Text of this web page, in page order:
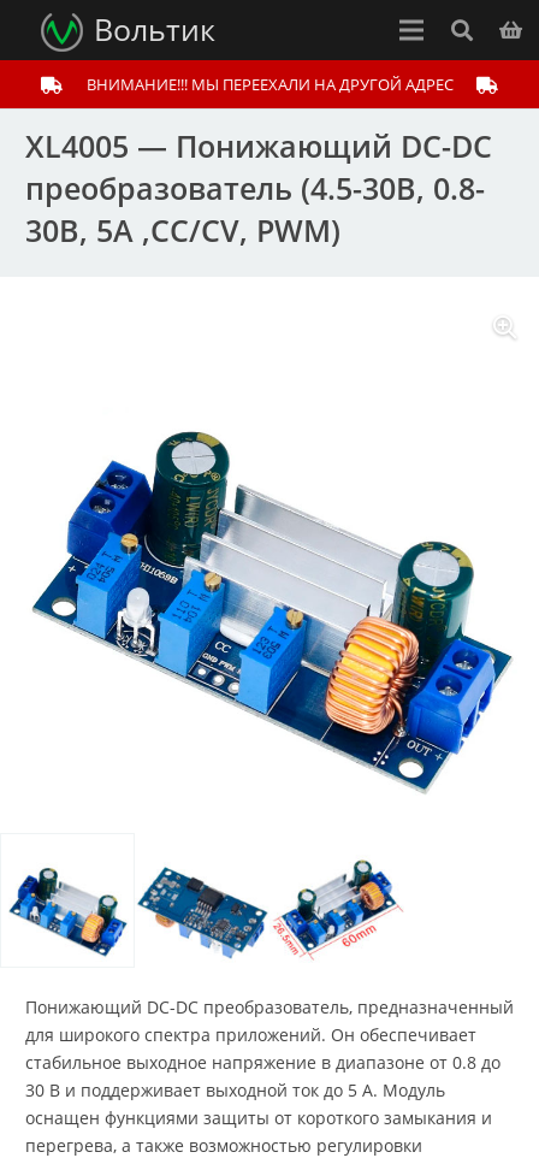
Вольтик
ВНИМАНИЕ!!! МЫ ПЕРЕЕХАЛИ НА ДРУГОЙ АДРЕС
XL4005 — Понижающий DC-DC
преобразователь (4.5-30В, 0.8-
30В, 5А ,CC/CV, PWM)
Понижающий DC-DC преобразователь, предназначенный
для широкого спектра приложений. Он обеспечивает
стабильное выходное напряжение в диапазоне от 0.8 до
30 В и поддерживает выходной ток до 5 А. Модуль
оснащен функциями защиты от короткого замыкания и
перегрева, а также возможностью регулировки